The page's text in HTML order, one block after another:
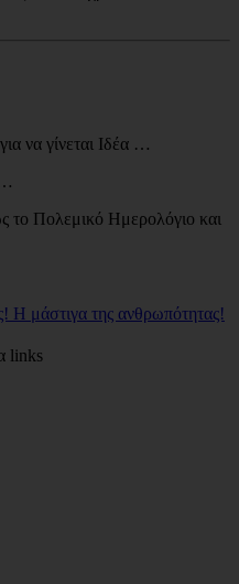
να γίνεται Ιδέα …
το Πολεμικό Ημερολόγιο και
Η μάστιγα της ανθρωπότητας!
links